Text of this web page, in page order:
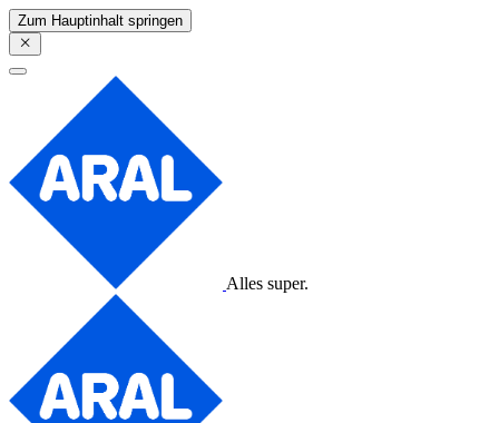
Zum Hauptinhalt springen
Alles super.